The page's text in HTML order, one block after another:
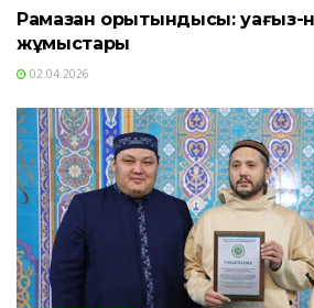
Рамазан қорытындысы: уағыз-
жұмыстары
02.04.2026